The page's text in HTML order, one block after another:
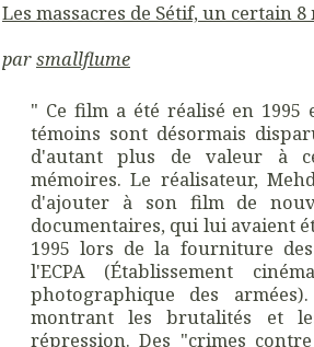
Les massacres de Sétif, un certain 8
parsmallflume
" Ce film a été réalisé en
témoins sont désormais
d'autant plus de valeur à
mémoires. Le réalisateur,
d'ajouter à son film de
documentaires, qui lui avaient
1995 lors de la fourniture
l'ECPA (Établissement
photographique des
montrant les brutalités et
répression. Des "crimes